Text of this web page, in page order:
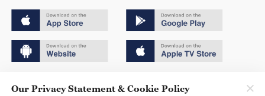
Our Privacy Statement & Cookie Policy